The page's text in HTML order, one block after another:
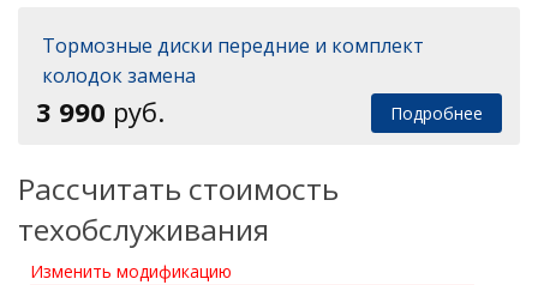
Тормозные диски передние и комплект
колодок замена
3 990 руб. Подробнее
Рассчитать стоимость
техобслуживания
Изменить модификацию